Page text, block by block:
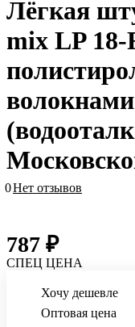
Лёгкая
mix LP 18-
волокнами
0Нет отзывов
787 ₽
СПЕЦ ЦЕНА
Хочу дешевле
Оптовая цена